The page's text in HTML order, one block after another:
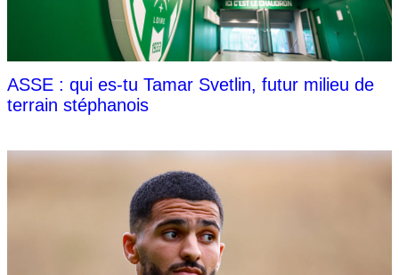
ASSE : qui es-tu Tamar Svetlin, futur milieu de
terrain stéphanois